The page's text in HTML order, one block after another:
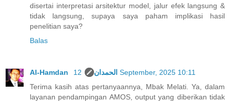
disertai interpretasi arsitektur model, jalur efek langsung &
tidak langsung, supaya saya paham implikasi hasil
penelitian saya?
Balas
Al-Hamdan الحمدان 12 September, 2025 10:11
Terima kasih atas pertanyaannya, Mbak Melati. Ya, dalam
layanan pendampingan AMOS, output yang diberikan tidak